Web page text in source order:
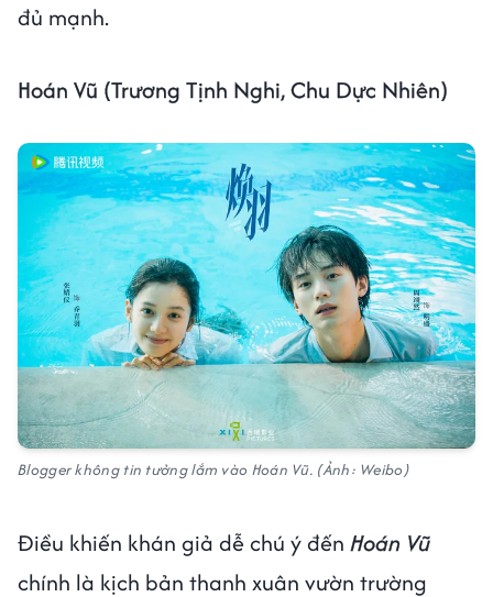
đủ mạnh.
Hoán Vũ (Trương Tịnh Nghi, Chu Dực Nhiên)
Blogger không tin tưởng lắm vào Hoán Vũ. (Ảnh: Weibo)
Điều khiến khán giả dễ chú ý đến Hoán Vũ
chính là kịch bản thanh xuân vườn trường